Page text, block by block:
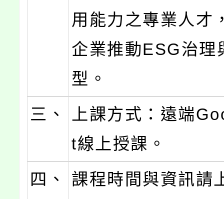
用能力之專業人才
企業推動ESG治理
型。
三、
上課方式：遠端
t線上授課。
四、
課程時間與資訊請